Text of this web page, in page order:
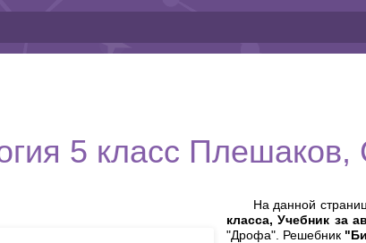
5 класс Плешаков,
На данной
класса, Учебник за
"Дрофа". Решебник